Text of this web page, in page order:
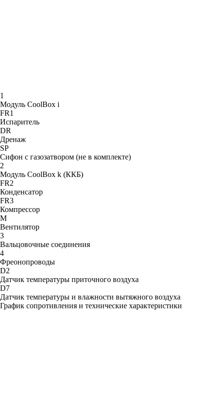
1
Модуль CoolBox i
FR1
Испаритель
DR
Дренаж
SP
Сифон с газозатвором (не в комплекте)
2
Модуль CoolBox k (ККБ)
FR2
Конденсатор
FR3
Компрессор
M
Вентилятор
3
Вальцовочные соединения
4
Фреонопроводы
D2
Датчик температуры приточного воздуха
D7
Датчик температуры и влажности вытяжного воздуха
График сопротивления и технические характеристики